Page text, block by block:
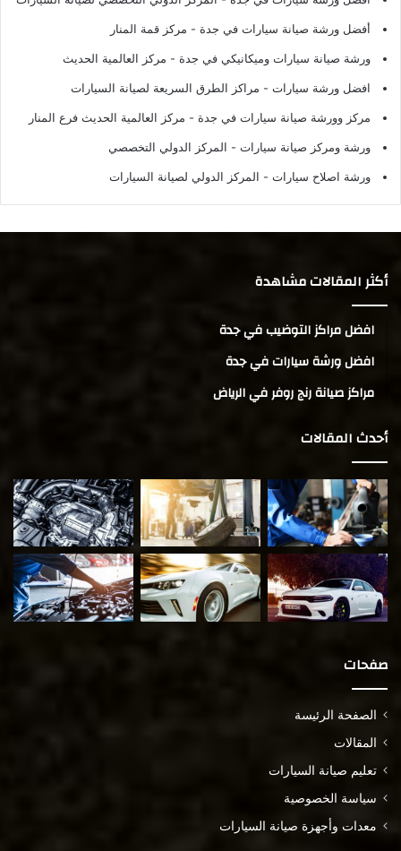
أفضل ورشة صيانة سيارات في جدة - مركز قمة المنار
ورشة صيانة سيارات وميكانيكي في جدة - مركز العالمية الحديث
افضل ورشة سيارات - مراكز الطرق السريعة لصيانة السيارات
مركز وورشة صيانة سيارات في جدة - مركز العالمية الحديث فرع المنار
ورشة ومركز صيانة سيارات - المركز الدولي التخصصي
ورشة اصلاح سيارات - المركز الدولي لصيانة السيارات
أكثر المقالات مشاهدة
افضل مراكز التوضيب في جدة
افضل ورشة سيارات في جدة
مراكز صيانة رنج روفر في الرياض
أحدث المقالات
صفحات
الصفحة الرئيسة
المقالات
تعليم صيانة السيارات
سياسة الخصوصية
معدات وأجهزة صيانة السيارات